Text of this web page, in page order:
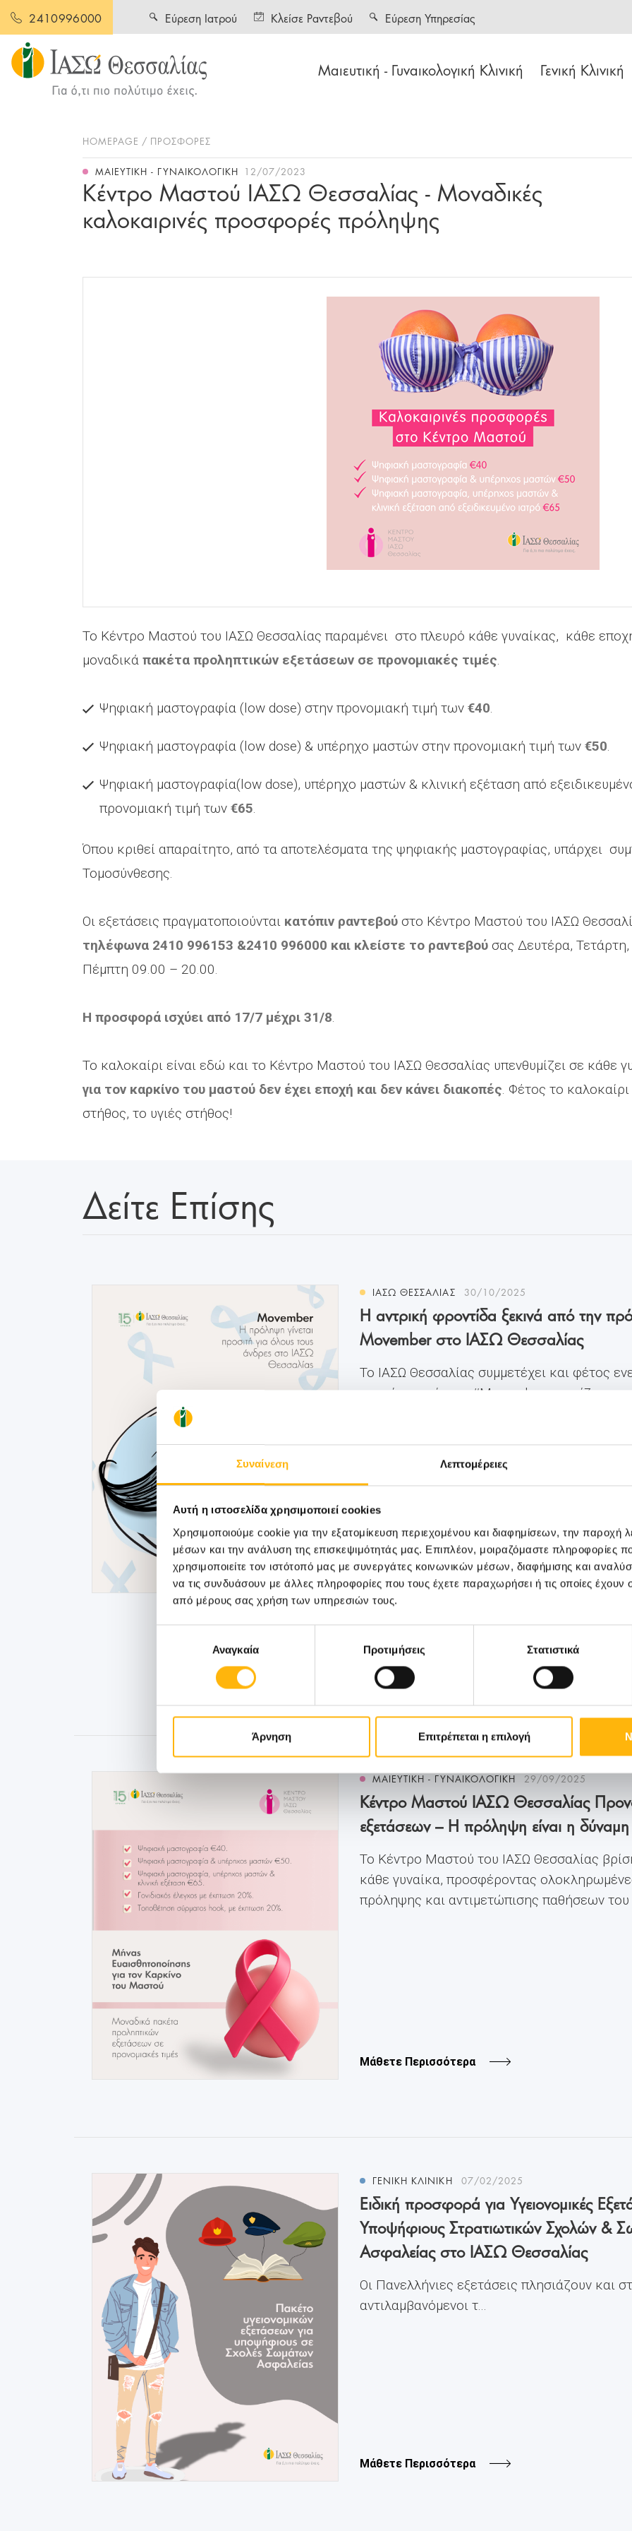
Συναίνεση Λεπτομέρειες
Αυτή η ιστοσελίδα χρησιμοποιεί cookies
Χρησιμοποιούμε cookie για την εξατομίκευση περιεχομένου και διαφημίσεων, την παροχή
μέσων και την ανάλυση της επισκεψιμότητάς μας. Επιπλέον, μοιραζόμαστε πληροφορίες
χρησιμοποιείτε τον ιστότοπό μας με συνεργάτες κοινωνικών μέσων, διαφήμισης και
να τις συνδυάσουν με άλλες πληροφορίες που τους έχετε παραχωρήσει ή τις οποίες έχουν
από μέρους σας χρήση των υπηρεσιών τους.
συγκατάθεσηςΑναγκαία Προτιμήσεις Στατιστικά
Άρνηση Επιτρέπεται η επιλογή
2410996000
Μαιευτική - Γυναικολογική Κλινική Γενική Κλινική
Εύρεση Ιατρού Κλείσε Ραντεβού Εύρεση Υπηρεσίας
HOMEPAGE ΠΡΟΣΦΟΡΕΣ
ΜΑΙΕΥΤΙΚΉ - ΓΥΝΑΙΚΟΛΟΓΙΚΉ 12/07/2023
Κέντρο Μαστού ΙΑΣΩ Θεσσαλίας - Μοναδικές
καλοκαιρινές προσφορές πρόληψης
Το Κέντρο Μαστού του ΙΑΣΩ Θεσσαλίας παραμένει στο πλευρό κάθε γυναίκας, κάθε
μοναδικά πακέτα προληπτικών εξετάσεων σε προνομιακές τιμές.
Ψηφιακή μαστογραφία (low dose) στην προνομιακή τιμή των €40.
Ψηφιακή μαστογραφία (low dose) & υπέρηχο μαστών στην προνομιακή τιμή των €50.
Ψηφιακή μαστογραφία(low dose), υπέρηχο μαστών & κλινική εξέταση από
προνομιακή τιμή των €65.
Όπου κριθεί απαραίτητο, από τα αποτελέσματα της ψηφιακής μαστογραφίας, υπάρχει
Τομοσύνθεσης.
Οι εξετάσεις πραγματοποιούνται κατόπιν ραντεβού στο Κέντρο Μαστού του ΙΑΣΩ
τηλέφωνα 2410 996153 &2410 996000 και κλείστε το ραντεβού σας Δευτέρα,
Πέμπτη 09.00 – 20.00.
Η προσφορά ισχύει από 17/7 μέχρι 31/8.
Το καλοκαίρι είναι εδώ και το Κέντρο Μαστού του ΙΑΣΩ Θεσσαλίας υπενθυμίζει σε κάθε
για τον καρκίνο του μαστού δεν έχει εποχή και δεν κάνει διακοπές. Φέτος το
στήθος, το υγιές στήθος!
Δείτε Επίσης
ΙΑΣΩ ΘΕΣΣΑΛΊΑΣ 30/10/2025
Η αντρική φροντίδα ξεκινά από την
Movember στο ΙΑΣΩ Θεσσαλίας
Το ΙΑΣΩ Θεσσαλίας συμμετέχει και φέτος
παγκόσμιο κίνημα #Movember, στηρίζοντας
ψυχικής υγείας των ανδρών – το ΙΑΣΩ
στην προνομιακή τιμή €20 και περιλαμβάνει:
Υπερηχογράφημα προστάτη Κλινική
εξειδικευμένο Ουρολόγο Το πακέτο
διαθέσιμο από 1 έως 30 Νοεμβρίου 2025.
σας στα τηλέφωνα 2410 996000. Η
Μάθετε Περισσότερα
ΜΑΙΕΥΤΙΚΉ - ΓΥΝΑΙΚΟΛΟΓΙΚΉ 29/09/2025
Κέντρο Μαστού ΙΑΣΩ Θεσσαλίας
εξετάσεων – Η πρόληψη είναι η
Το Κέντρο Μαστού του ΙΑΣΩ Θεσσαλίας
κάθε γυναίκα, προσφέροντας
πρόληψης και αντιμετώπισης παθήσεων του
Μάθετε Περισσότερα
ΓΕΝΙΚΉ ΚΛΙΝΙΚΉ 07/02/2025
Ειδική προσφορά για Υγειονομικές
Υποψήφιους Στρατιωτικών Σχολών &
Ασφαλείας στο ΙΑΣΩ Θεσσαλίας
Οι Πανελλήνιες εξετάσεις πλησιάζουν και
αντιλαμβανόμενοι τ...
Μάθετε Περισσότερα